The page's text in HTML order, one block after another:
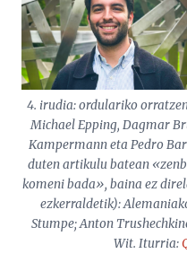
4. irudia: ordulariko
Michael Epping, Dagmar
Kampermann eta Pedro
duten artikulu batean
komeni bada», baina ez
ezkerraldetik):
Stumpe; Anton
Wit. Iturria: